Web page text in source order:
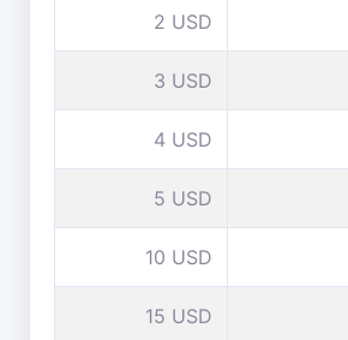
2 USD
3 USD
4 USD
5 USD
10 USD
15 USD